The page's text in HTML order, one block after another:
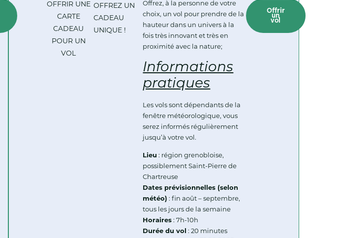
OFFRIR UNE
CARTE
CADEAU
POUR UN
VOL
OFFREZ UN
CADEAU
UNIQUE !
Offrez, à la personne de votre
choix, un vol pour prendre de la
hauteur dans un univers à la
fois très innovant et très en
proximité avec la nature;
Informations
pratiques
Les vols sont dépendants de la
fenêtre météorologique, vous
serez informés régulièrement
jusqu’à votre vol.
Lieu : région grenobloise,
possiblement Saint-Pierre de
Chartreuse
Dates prévisionnelles (selon
météo) : fin août – septembre,
tous les jours de la semaine
Horaires : 7h-10h
Durée du vol
: 20 minutes
Offrir
un
vol